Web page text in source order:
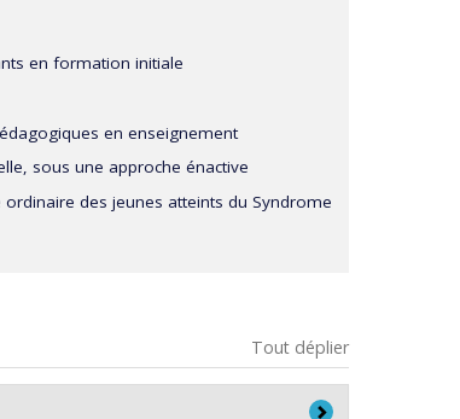
en formation initiale
en enseignement
sous une approche énactive
des jeunes atteints du Syndrome
Tout déplier